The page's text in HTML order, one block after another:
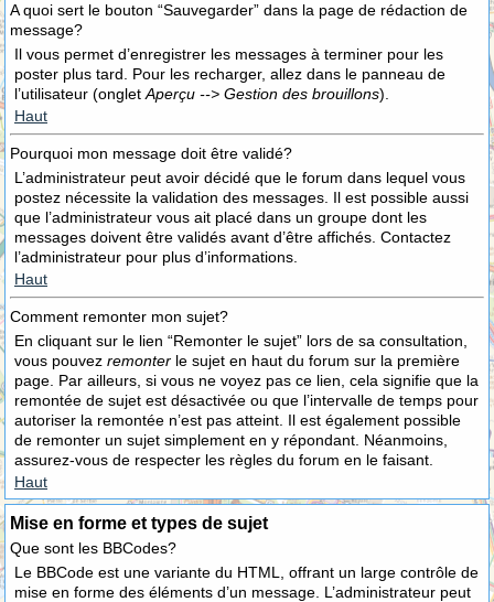
A quoi sert le bouton “Sauvegarder” dans la page de rédaction de
message?
Il vous permet d’enregistrer les messages à terminer pour les
poster plus tard. Pour les recharger, allez dans le panneau de
l’utilisateur (onglet Aperçu --> Gestion des brouillons).
Haut
Pourquoi mon message doit être validé?
L’administrateur peut avoir décidé que le forum dans lequel vous
postez nécessite la validation des messages. Il est possible aussi
que l’administrateur vous ait placé dans un groupe dont les
messages doivent être validés avant d’être affichés. Contactez
l’administrateur pour plus d’informations.
Haut
Comment remonter mon sujet?
En cliquant sur le lien “Remonter le sujet” lors de sa consultation,
vous pouvez remonter le sujet en haut du forum sur la première
page. Par ailleurs, si vous ne voyez pas ce lien, cela signifie que la
remontée de sujet est désactivée ou que l’intervalle de temps pour
autoriser la remontée n’est pas atteint. Il est également possible
de remonter un sujet simplement en y répondant. Néanmoins,
assurez-vous de respecter les règles du forum en le faisant.
Haut
Mise en forme et types de sujet
Que sont les BBCodes?
Le BBCode est une variante du HTML, offrant un large contrôle de
mise en forme des éléments d’un message. L’administrateur peut